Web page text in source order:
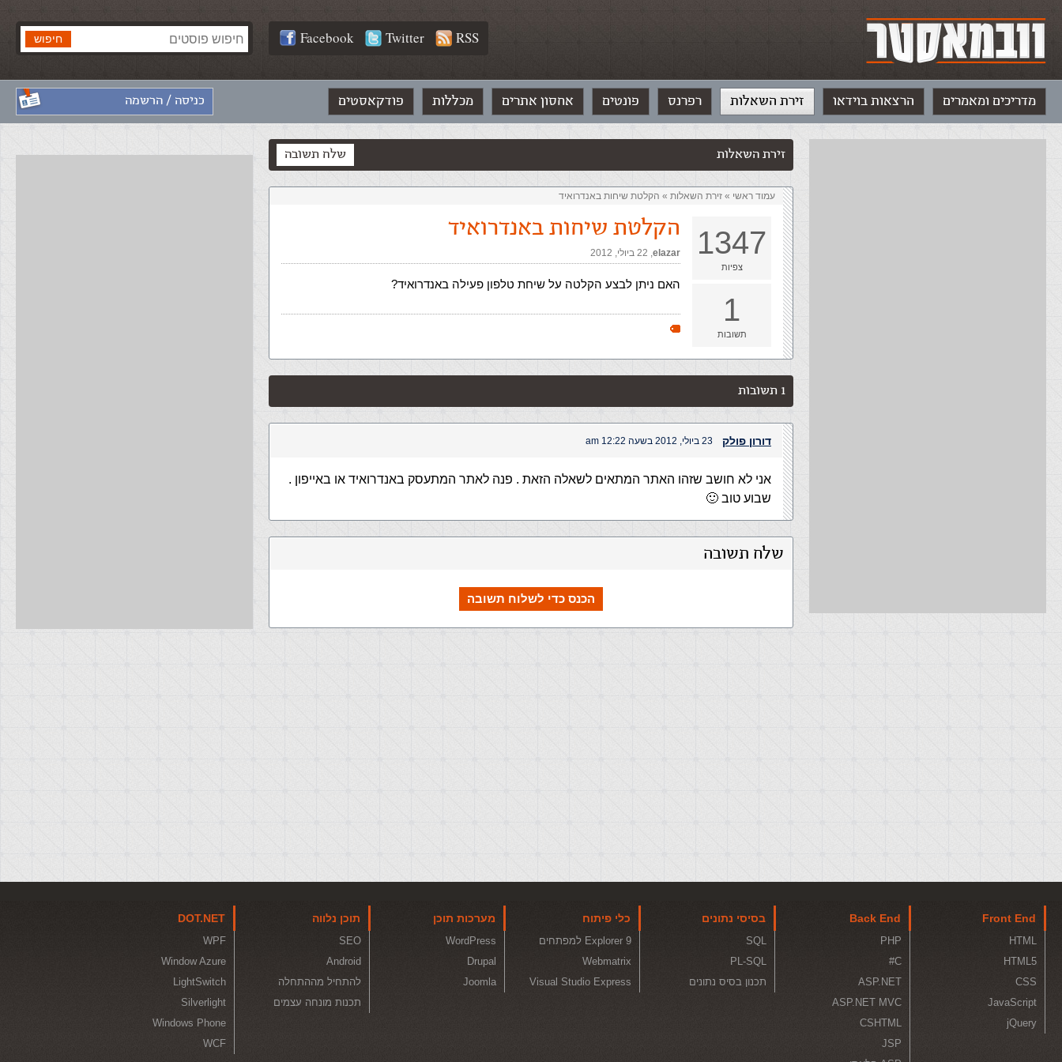
Facebook Twitter RSS
כניסה / הרשמה מדריכים ומאמרים הרצאות בוידאו זירת השאלות רפרנס פונטים אחסון אתרים מכללות פודקאסטים
שלח תשובה זירת השאלות
עמוד ראשי » ‏זירת השאלות‏ » הקלטת שיחות באנדרואיד
1347
צפיות
1
תשובות
הקלטת שיחות באנדרואיד
elazar
,‏ 22 ביולי, 2012
האם ניתן לבצע הקלטה על שיחת טלפון פעילה באנדרואיד?
1 תשובות
דורון פולק 23 ביולי, 2012 בשעה 12:22 am
אני לא חושב שזהו האתר המתאים לשאלה הזאת . פנה לאתר המתעסק באנדרואיד או באייפון .
שבוע טוב 🙂
שלח תשובה
הכנס כדי לשלוח תשובה
Front End
HTML
HTML5
CSS
JavaScript
jQuery
Back End
PHP
C#
ASP.NET
ASP.NET MVC
CSHTML
JSP
בסיסי נתונים
SQL
PL-SQL
תכנון בסיס נתונים
כלי פיתוח
Explorer 9 למפתחים
Webmatrix
Visual Studio Express
מערכות תוכן
WordPress
Drupal
Joomla
תוכן נלווה
SEO
Android
להתחיל מההתחלה
תכנות מונחה עצמים
DOT.NET
WPF
Window Azure
LightSwitch
Silverlight
Windows Phone
WCF